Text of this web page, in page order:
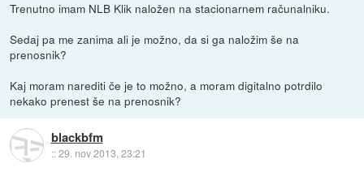
Trenutno imam NLB Klik naložen na stacionarnem računalniku.
Sedaj pa me zanima ali je možno, da si ga naložim še na
prenosnik?
Kaj moram narediti če je to možno, a moram digitalno potrdilo
nekako prenest še na prenosnik?
blackbfm
::29. nov 2013, 23:21